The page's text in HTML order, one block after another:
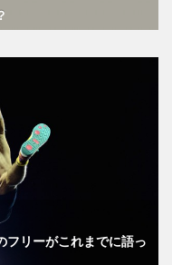
フリーがこれまでに語っ